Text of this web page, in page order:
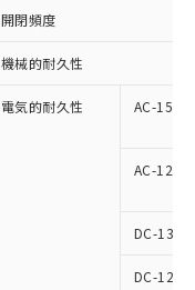
開閉頻度
機械的耐久性
電気的耐久性 AC-15
AC-12
DC-13
DC-12